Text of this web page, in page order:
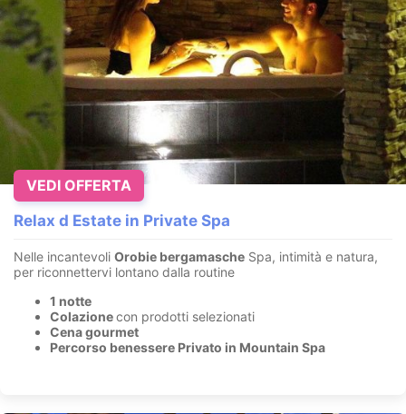
Relax d Estate in Private Spa
Nelle incantevoli Orobie bergamasche Spa, intimità e natura,
per riconnettervi lontano dalla routine
1 notte
Colazionecon prodotti selezionati
Cena gourmet
Percorso benessere Privato in Mountain Spa
VEDI OFFERTA